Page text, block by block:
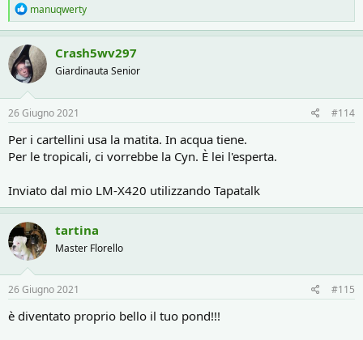
R
e
a
c
t
i
o
n
s
:
manuqwerty
Crash5wv297
Giardinauta Senior
26 Giugno 2021 #114
Per i cartellini usa la matita. In acqua tiene.
Per le tropicali, ci vorrebbe la Cyn. È lei l'esperta.
Inviato dal mio LM-X420 utilizzando Tapatalk
tartina
Master Florello
26 Giugno 2021 #115
è diventato proprio bello il tuo pond!!!